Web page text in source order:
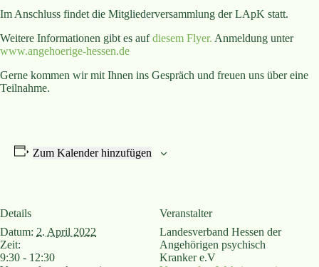
Im Anschluss findet die Mitgliederversammlung der LApK statt.
Weitere Informationen gibt es aufdiesem Flyer. Anmeldung unter
www.angehoerige-hessen.de
Gerne kommen wir mit Ihnen ins Gespräch und freuen uns über eine
Teilnahme.
Zum Kalender hinzufügen
Details
Datum: 2. April 2022
Zeit:
9:30 - 12:30
Veranstalter
Landesverband Hessen der
Angehörigen psychisch
Kranker e.V